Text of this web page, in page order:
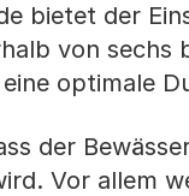
bietet der
von
optimale
der
Vor allem